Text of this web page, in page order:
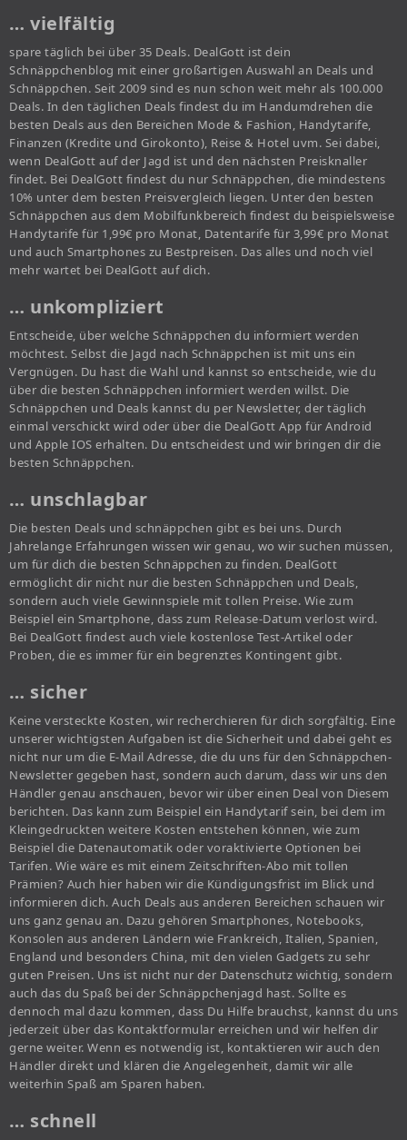
… vielfältig
spare täglich bei über 35 Deals. DealGott ist dein
Schnäppchenblog mit einer großartigen Auswahl an Deals und
Schnäppchen. Seit 2009 sind es nun schon weit mehr als 100.000
Deals. In den täglichen Deals findest du im Handumdrehen die
besten Deals aus den Bereichen Mode & Fashion, Handytarife,
Finanzen (Kredite und Girokonto), Reise & Hotel uvm. Sei dabei,
wenn DealGott auf der Jagd ist und den nächsten Preisknaller
findet. Bei DealGott findest du nur Schnäppchen, die mindestens
10% unter dem besten Preisvergleich liegen. Unter den besten
Schnäppchen aus dem Mobilfunkbereich findest du beispielsweise
Handytarife für 1,99€ pro Monat, Datentarife für 3,99€ pro Monat
und auch Smartphones zu Bestpreisen. Das alles und noch viel
mehr wartet bei DealGott auf dich.
… unkompliziert
Entscheide, über welche Schnäppchen du informiert werden
möchtest. Selbst die Jagd nach Schnäppchen ist mit uns ein
Vergnügen. Du hast die Wahl und kannst so entscheide, wie du
über die besten Schnäppchen informiert werden willst. Die
Schnäppchen und Deals kannst du per Newsletter, der täglich
einmal verschickt wird oder über die DealGott App für Android
und Apple IOS erhalten. Du entscheidest und wir bringen dir die
besten Schnäppchen.
… unschlagbar
Die besten Deals und schnäppchen gibt es bei uns. Durch
Jahrelange Erfahrungen wissen wir genau, wo wir suchen müssen,
um für dich die besten Schnäppchen zu finden. DealGott
ermöglicht dir nicht nur die besten Schnäppchen und Deals,
sondern auch viele Gewinnspiele mit tollen Preise. Wie zum
Beispiel ein Smartphone, dass zum Release-Datum verlost wird.
Bei DealGott findest auch viele kostenlose Test-Artikel oder
Proben, die es immer für ein begrenztes Kontingent gibt.
… sicher
Keine versteckte Kosten, wir recherchieren für dich sorgfältig. Eine
unserer wichtigsten Aufgaben ist die Sicherheit und dabei geht es
nicht nur um die E-Mail Adresse, die du uns für den Schnäppchen-
Newsletter gegeben hast, sondern auch darum, dass wir uns den
Händler genau anschauen, bevor wir über einen Deal von Diesem
berichten. Das kann zum Beispiel ein Handytarif sein, bei dem im
Kleingedruckten weitere Kosten entstehen können, wie zum
Beispiel die Datenautomatik oder voraktivierte Optionen bei
Tarifen. Wie wäre es mit einem Zeitschriften-Abo mit tollen
Prämien? Auch hier haben wir die Kündigungsfrist im Blick und
informieren dich. Auch Deals aus anderen Bereichen schauen wir
uns ganz genau an. Dazu gehören Smartphones, Notebooks,
Konsolen aus anderen Ländern wie Frankreich, Italien, Spanien,
England und besonders China, mit den vielen Gadgets zu sehr
guten Preisen. Uns ist nicht nur der Datenschutz wichtig, sondern
auch das du Spaß bei der Schnäppchenjagd hast. Sollte es
dennoch mal dazu kommen, dass Du Hilfe brauchst, kannst du uns
jederzeit über das Kontaktformular erreichen und wir helfen dir
gerne weiter. Wenn es notwendig ist, kontaktieren wir auch den
Händler direkt und klären die Angelegenheit, damit wir alle
weiterhin Spaß am Sparen haben.
… schnell